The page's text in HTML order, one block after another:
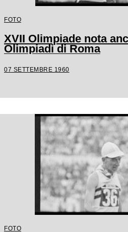
FOTO
XVII Olimpiade nota
Olimpiadi di Roma
07 SETTEMBRE 1960
FOTO